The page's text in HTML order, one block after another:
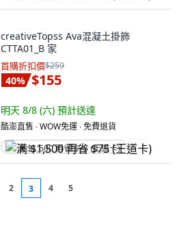
creativeTopss Ava混凝土掛飾
CTTA01_B 家
首購折扣價$259
40% $155
明天 8/8 (六) 預計送達
酷澎直售 ∙ WOW免運 ∙ 免費退貨
满 $1,500 再省 $75 (王道卡)
2 3 4 5